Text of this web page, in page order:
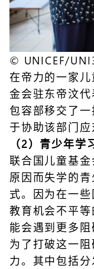
© UNICEF/
在帝力的一家
金会驻东帝汶
包容部移交了
于协助该部门
（2）青少年学
联合国儿童基
原因而失学的
式。因为在一
教育机会不平
能会遇到更多阻
为了打破这一
力。其中包括